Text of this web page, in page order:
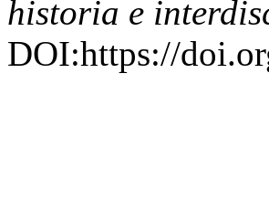
historia e
DOI:https://